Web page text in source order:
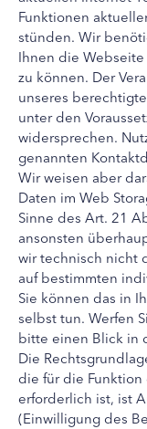
Funktionen
stünden. Wir
Ihnen die
zu können. Der
unseres
unter den
widersprechen.
genannten
Wir weisen aber
Daten im Web
Sinne des Art. 21
ansonsten
wir technisch nicht
auf bestimmten
Sie können das in
selbst tun. Werfen
bitte einen Blick in
Die
die für die
erforderlich ist, ist
(Einwilligung des